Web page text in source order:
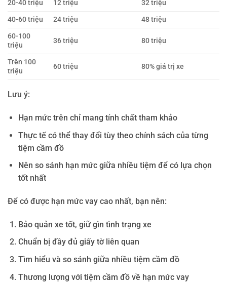
20-40 triệu
12 triệu
32 triệu
40-60 triệu
24 triệu
48 triệu
60-100
triệu
36 triệu 80 triệu
Trên 100
triệu
60 triệu 80% giá trị xe
Lưu ý:
Hạn mức trên chỉ mang tính chất tham khảo
Thực tế có thể thay đổi tùy theo chính sách của từng
tiệm cầm đồ
Nên so sánh hạn mức giữa nhiều tiệm để có lựa chọn
tốt nhất
Để có được hạn mức vay cao nhất, bạn nên:
Bảo quản xe tốt, giữ gìn tình trạng xe
Chuẩn bị đầy đủ giấy tờ liên quan
Tìm hiểu và so sánh giữa nhiều tiệm cầm đồ
Thương lượng với tiệm cầm đồ về hạn mức vay